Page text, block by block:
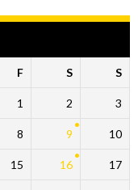
F S S
1 2 3
8 9 10
15 16 17